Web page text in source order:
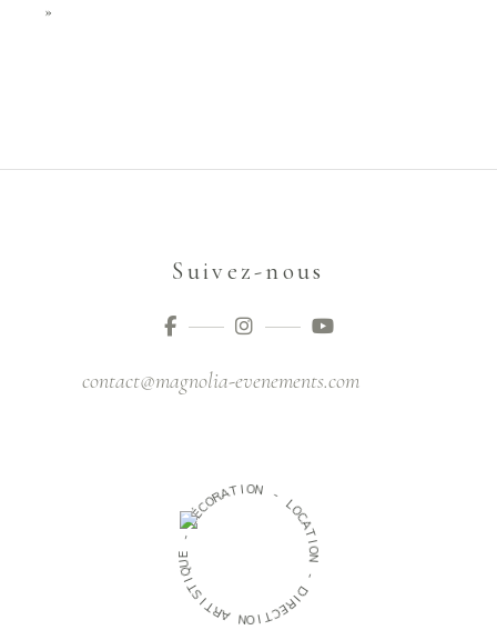
»
Suivez-nous
contact@magnolia-evenements.com
D
É
CORAT I ON -
L
O
C
A
T
I
O
N
-
D
I
R
E
C
T
I
O
N
A
R
T
I
S
T
I
Q
U
E
-